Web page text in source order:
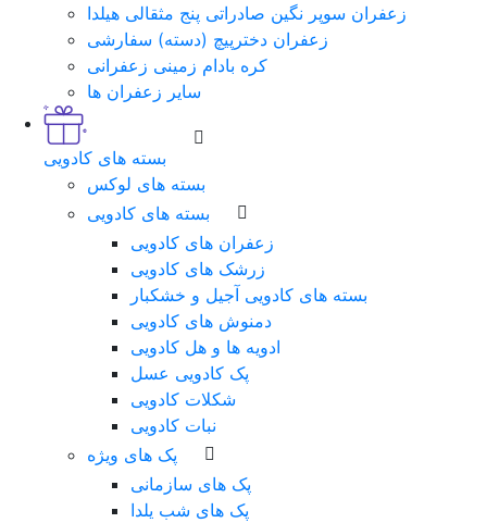
زعفران سوپر نگین صادراتی پنج مثقالی هیلدا
زعفران دخترپیچ (دسته) سفارشی
کره بادام زمینی زعفرانی
سایر زعفران ها
بسته های کادویی
بسته های لوکس
بسته های کادویی
زعفران های کادویی
زرشک های کادویی
بسته های کادویی آجیل و خشکبار
دمنوش های کادویی
ادویه ها و هل کادویی
پک کادویی عسل
شکلات کادویی
نبات کادویی
پک های ویژه
پک های سازمانی
پک های شب یلدا